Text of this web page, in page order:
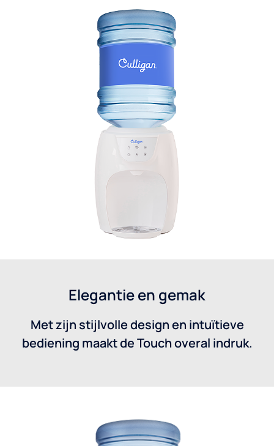
Elegantie en gemak
Met zijn stijlvolle design en intuïtieve
bediening maakt de Touch overal indruk.